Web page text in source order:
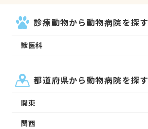
診療動物から動物病院を探す
獣医科
都道府県から動物病院を探す
関東
関西